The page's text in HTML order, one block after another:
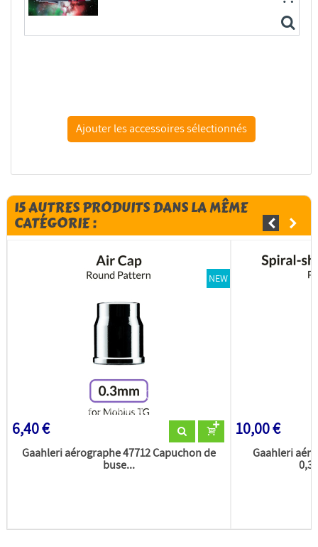
Titans Hobby aérographe TTH058 Nebula aérographe...
15 AUTRES PRODUITS DANS LA MÊME
CATÉGORIE :
NEW
6,40 €
Gaahleri aérographe 47712 Capuchon de
buse...
10,00 €
Gaahleri